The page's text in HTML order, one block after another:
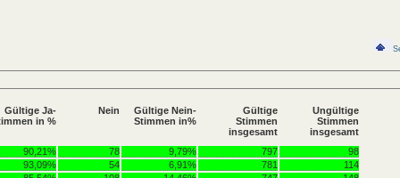
Gültige Ja-
in %
Nein
Gültige Nein-
Stimmen in%
Gültige
Stimmen
insgesamt
Ungültige
Stimmen
insgesamt
90,21%
78 9,79% 797
98
93,09%
54 6,91% 781
114